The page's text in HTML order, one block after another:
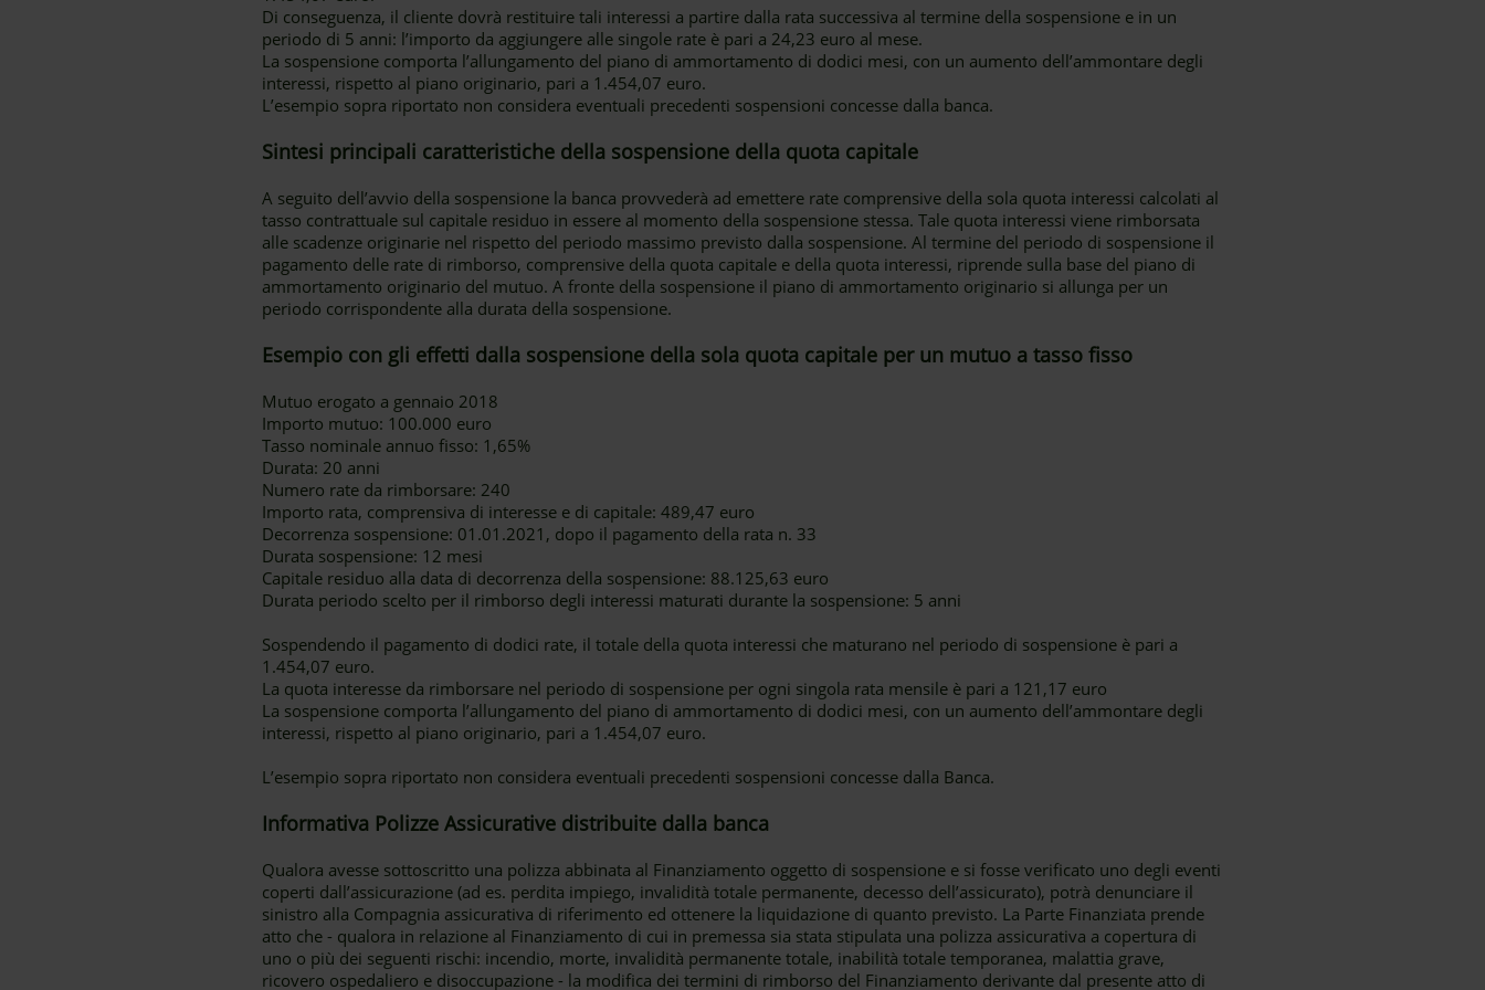
Di conseguenza, il cliente dovrà restituire tali interessi a partire dalla rata successiva al termine della sospensione e in un
periodo di 5 anni: l’importo da aggiungere alle singole rate è pari a 24,23 euro al mese.
La sospensione comporta l’allungamento del piano di ammortamento di dodici mesi, con un aumento dell’ammontare degli
interessi, rispetto al piano originario, pari a 1.454,07 euro.
L’esempio sopra riportato non considera eventuali precedenti sospensioni concesse dalla banca.
Sintesi principali caratteristiche della sospensione della quota capitale
A seguito dell’avvio della sospensione la banca provvederà ad emettere rate comprensive della sola quota interessi calcolati al
tasso contrattuale sul capitale residuo in essere al momento della sospensione stessa. Tale quota interessi viene rimborsata
alle scadenze originarie nel rispetto del periodo massimo previsto dalla sospensione. Al termine del periodo di sospensione il
pagamento delle rate di rimborso, comprensive della quota capitale e della quota interessi, riprende sulla base del piano di
ammortamento originario del mutuo. A fronte della sospensione il piano di ammortamento originario si allunga per un
periodo corrispondente alla durata della sospensione.
Esempio con gli effetti dalla sospensione della sola quota capitale per un mutuo a tasso fisso
Mutuo erogato a gennaio 2018
Importo mutuo: 100.000 euro
Tasso nominale annuo fisso: 1,65%
Durata: 20 anni
Numero rate da rimborsare: 240
Importo rata, comprensiva di interesse e di capitale: 489,47 euro
Decorrenza sospensione: 01.01.2021, dopo il pagamento della rata n. 33
Durata sospensione: 12 mesi
Capitale residuo alla data di decorrenza della sospensione: 88.125,63 euro
Durata periodo scelto per il rimborso degli interessi maturati durante la sospensione: 5 anni
Sospendendo il pagamento di dodici rate, il totale della quota interessi che maturano nel periodo di sospensione è pari a
1.454,07 euro.
La quota interesse da rimborsare nel periodo di sospensione per ogni singola rata mensile è pari a 121,17 euro
La sospensione comporta l’allungamento del piano di ammortamento di dodici mesi, con un aumento dell’ammontare degli
interessi, rispetto al piano originario, pari a 1.454,07 euro.
L’esempio sopra riportato non considera eventuali precedenti sospensioni concesse dalla Banca.
Informativa Polizze Assicurative distribuite dalla banca
Qualora avesse sottoscritto una polizza abbinata al Finanziamento oggetto di sospensione e si fosse verificato uno degli eventi
coperti dall’assicurazione (ad es. perdita impiego, invalidità totale permanente, decesso dell’assicurato), potrà denunciare il
sinistro alla Compagnia assicurativa di riferimento ed ottenere la liquidazione di quanto previsto. La Parte Finanziata prende
atto che - qualora in relazione al Finanziamento di cui in premessa sia stata stipulata una polizza assicurativa a copertura di
uno o più dei seguenti rischi: incendio, morte, invalidità permanente totale, inabilità totale temporanea, malattia grave,
ricovero ospedaliero e disoccupazione - la modifica dei termini di rimborso del Finanziamento derivante dal presente atto di